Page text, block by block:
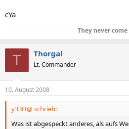
cYa
They never come
T Thorgal
Lt. Commander
10. August 2008
y33H@ schrieb:
Was ist abgespeckt anderes, als aufs